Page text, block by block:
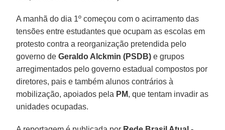
A manhã do dia 1º começou com o acirramento das
tensões entre estudantes que ocupam as escolas em
protesto contra a reorganização pretendida pelo
governo deGeraldo Alckmin (PSDB) e grupos
arregimentados pelo governo estadual compostos por
diretores, pais e também alunos contrários à
mobilização, apoiados pela PM, que tentam invadir as
unidades ocupadas.